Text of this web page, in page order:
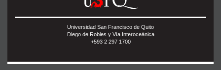
Universidad San Francisco de Quito
Diego de Robles y Vía Interoceánica
+593 2 297 1700